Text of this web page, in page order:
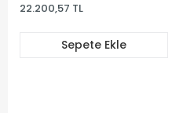
22.200,57 TL
Sepete Ekle